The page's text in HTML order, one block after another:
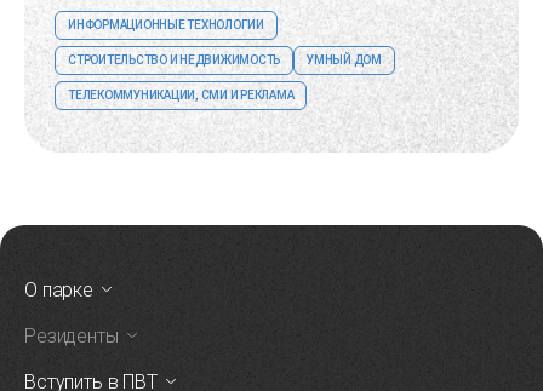
ИНФОРМАЦИОННЫЕ ТЕХНОЛОГИИ
СТРОИТЕЛЬСТВО И НЕДВИЖИМОСТЬ УМНЫЙ ДОМ
ТЕЛЕКОММУНИКАЦИИ, СМИ И РЕКЛАМА
О парке
Резиденты
Вступить в ПВТ